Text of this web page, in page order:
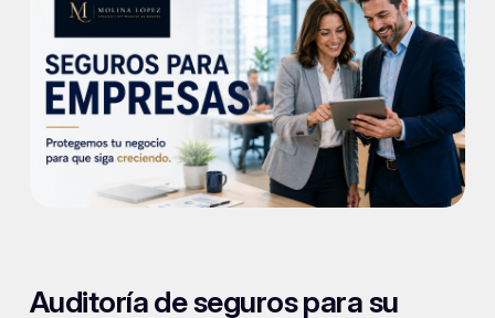
Auditoría de seguros para su